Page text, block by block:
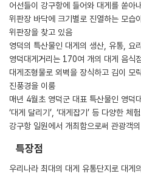
어선들이 강구항에 들어와 대게를 쏟아
위판장 바닥에 크기별로 진열하는 모습
위판장을 찾고 있음
영덕의 특산물인 대게의 생산, 유통, 요
영덕대게거리는 170여 개의 대게 음식
대게조형물로 외벽을 장식하고 김이 모
진풍경을 이룸
매년 4월초 영덕군 대표 특산물인 영덕
‘대게 달리기’, ‘대게잡기’ 등 다양한
강구항 일원에서 개최함으로써 관광객
특장점
우리나라 최대의 대게 유통단지로 대게